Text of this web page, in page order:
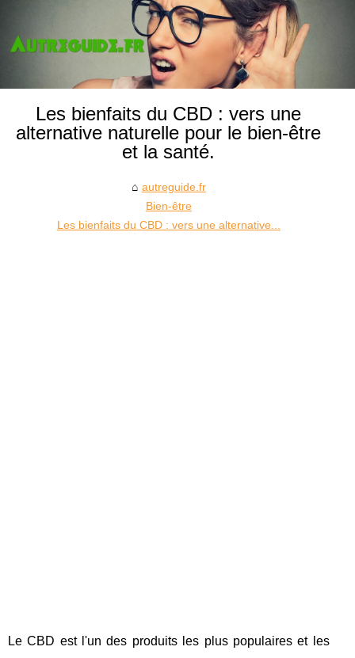
Les bienfaits du CBD : vers une
alternative naturelle pour le bien-être
et la santé.
autreguide.fr
Bien-être
Les bienfaits du CBD : vers une alternative...
Le CBD est l'un des produits les plus populaires et les